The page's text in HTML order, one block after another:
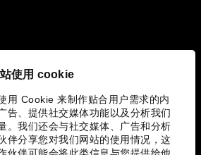
使用 cookie
用 Cookie 来制作贴合用户需求的内
告、提供社交媒体功能以及分析我们
。我们还会与社交媒体、广告和分析
伴分享您对我们网站的使用情况，这